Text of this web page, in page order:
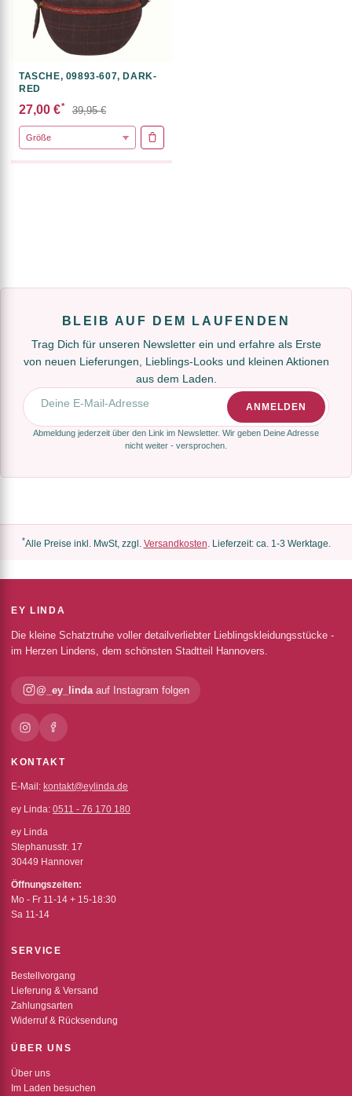
TASCHE, 09893-607, DARK-
RED
27,00 €* 39,95 €
IN DEN WARENKORB
BLEIB AUF DEM LAUFENDEN
Trag Dich für unseren Newsletter ein und erfahre als Erste
von neuen Lieferungen, Lieblings-Looks und kleinen Aktionen
aus dem Laden.
E-Mail-Adresse
ANMELDEN
Abmeldung jederzeit über den Link im Newsletter. Wir geben Deine Adresse
nicht weiter - versprochen.
*Alle Preise inkl. MwSt, zzgl. Versandkosten. Lieferzeit: ca. 1-3 Werktage.
EY LINDA
Die kleine Schatztruhe voller detailverliebter Lieblingskleidungsstücke -
im Herzen Lindens, dem schönsten Stadtteil Hannovers.
@_ey_linda auf Instagram folgen
KONTAKT
E-Mail: kontakt@eylinda.de
ey Linda: 0511 - 76 170 180
ey Linda
Stephanusstr. 17
30449 Hannover
Öffnungszeiten:
Mo - Fr 11-14 + 15-18:30
Sa 11-14
SERVICE
Bestellvorgang
Lieferung & Versand
Zahlungsarten
Widerruf & Rücksendung
ÜBER UNS
Über uns
Im Laden besuchen